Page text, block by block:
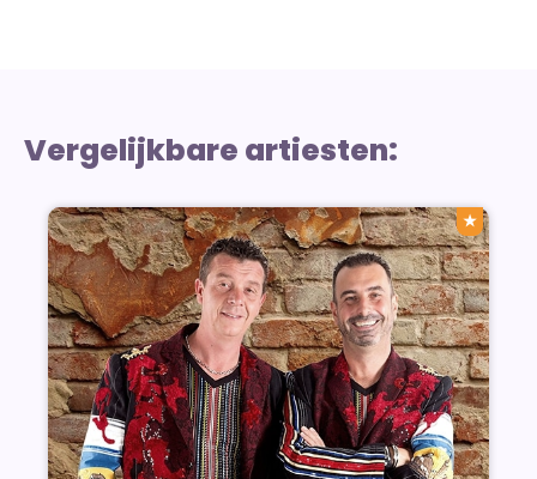
Vergelijkbare artiesten:
★